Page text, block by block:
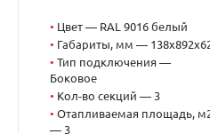
• Цвет — RAL 9016 белый
• Габариты, мм —
• Тип подключения —
Боковое
• Кол-во секций — 3
• Отапливаемая площадь,
— 3